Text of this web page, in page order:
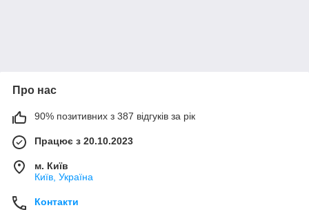
Про нас
90% позитивних з 387 відгуків за рік
Працює з 20.10.2023
м. Київ
Київ, Україна
Контакти